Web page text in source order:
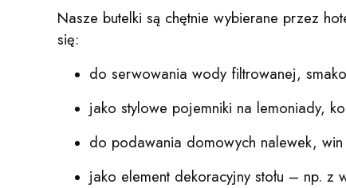
Nasze butelki są chętnie wybierane przez
się:
do serwowania wody filtrowanej,
jako stylowe pojemniki na lemoniady,
do podawania domowych nalewek,
jako element dekoracyjny stołu – np. z